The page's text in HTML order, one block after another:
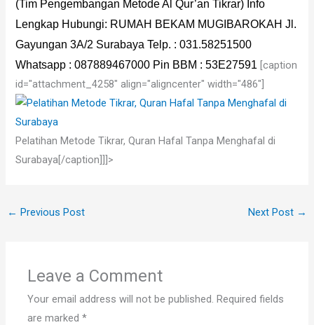
(Tim Pengembangan Metode Al Qur’an Tikrar) Info
Lengkap Hubungi: RUMAH BEKAM MUGIBAROKAH Jl.
Gayungan 3A/2 Surabaya Telp. : 031.58251500
Whatsapp : 087889467000 Pin BBM : 53E27591 [caption
id="attachment_4258" align="aligncenter" width="486"]
Pelatihan Metode Tikrar, Quran Hafal Tanpa Menghafal di
Surabaya[/caption]]]>
← Previous Post Next Post →
Leave a Comment
Your email address will not be published. Required fields
are marked*